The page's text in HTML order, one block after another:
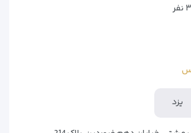
کرده‌اند. مجموعه آبی هتل شامل استخر،
هتل داد، امکان دسترسی سریع به
جامع یزد، محله فهادان و خانه لاری‌هایزد